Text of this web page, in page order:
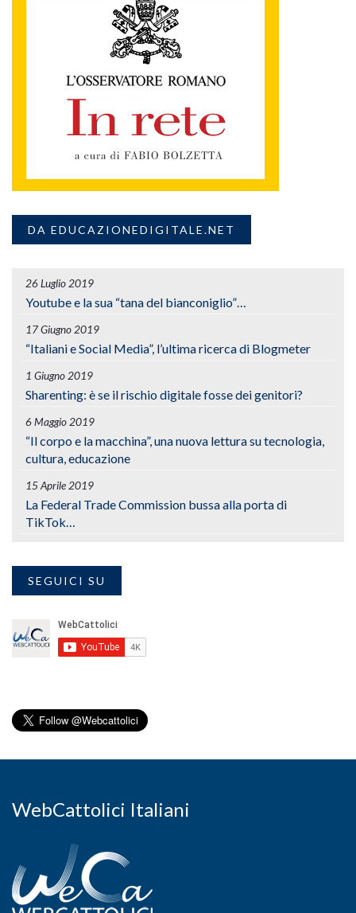
DA EDUCAZIONEDIGITALE.NET
26 Luglio 2019
Youtube e la sua “tana del bianconiglio”…
17 Giugno 2019
“Italiani e Social Media”, l’ultima ricerca di Blogmeter
1 Giugno 2019
Sharenting: è se il rischio digitale fosse dei genitori?
6 Maggio 2019
“Il corpo e la macchina”, una nuova lettura su tecnologia,
cultura, educazione
15 Aprile 2019
La Federal Trade Commission bussa alla porta di
TikTok…
SEGUICI SU
WebCattolici Italiani